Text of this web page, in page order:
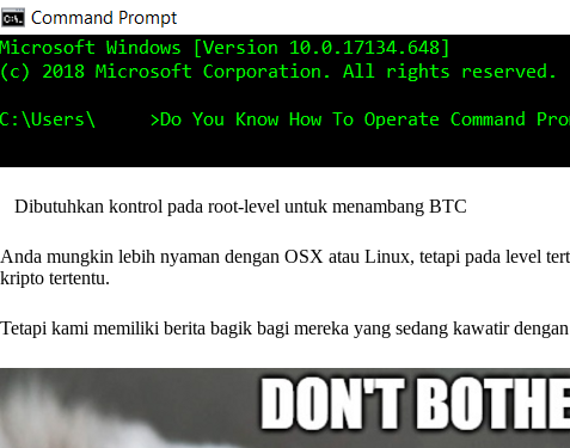
Dibutuhkan kontrol pada root-level untuk menambang BTC
Anda mungkin lebih nyaman dengan OSX atau Linux, tetapi pada level
kripto tertentu.
Tetapi kami memiliki berita bagik bagi mereka yang sedang kawatir